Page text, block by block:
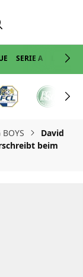
SERIE A LA LIGA
BOYS
David
beim